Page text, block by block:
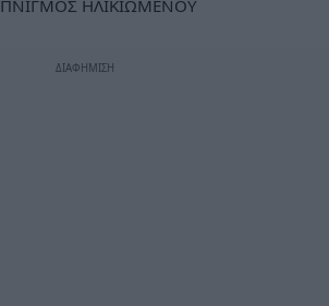
ΠΝΙΓΜΟΣ ΗΛΙΚΙΩΜΕΝΟΥ